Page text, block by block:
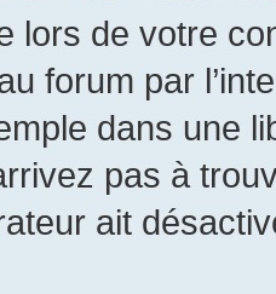
lors de votre
forum par
dans une
pas à
ait